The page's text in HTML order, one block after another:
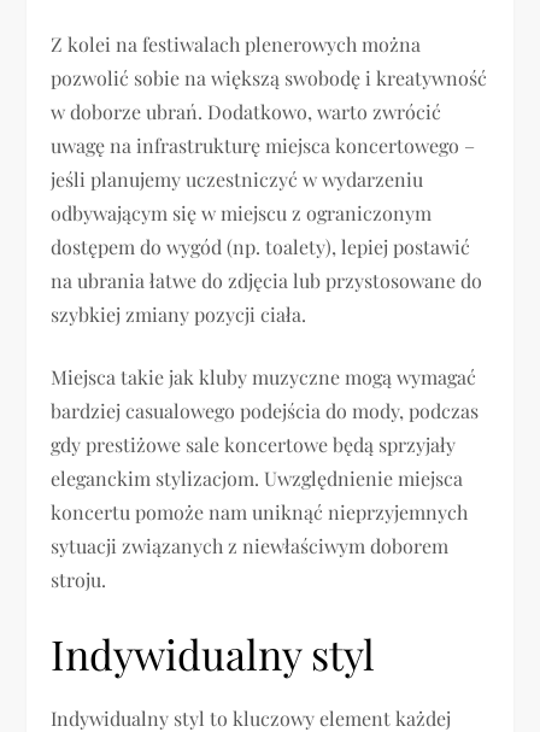
Z kolei na festiwalach plenerowych można
pozwolić sobie na większą swobodę i kreatywność
w doborze ubrań. Dodatkowo, warto zwrócić
uwagę na infrastrukturę miejsca koncertowego –
jeśli planujemy uczestniczyć w wydarzeniu
odbywającym się w miejscu z ograniczonym
dostępem do wygód (np. toalety), lepiej postawić
na ubrania łatwe do zdjęcia lub przystosowane do
szybkiej zmiany pozycji ciała.
Miejsca takie jak kluby muzyczne mogą wymagać
bardziej casualowego podejścia do mody, podczas
gdy prestiżowe sale koncertowe będą sprzyjały
eleganckim stylizacjom. Uwzględnienie miejsca
koncertu pomoże nam uniknąć nieprzyjemnych
sytuacji związanych z niewłaściwym doborem
stroju.
Indywidualny styl
Indywidualny styl to kluczowy element każdej